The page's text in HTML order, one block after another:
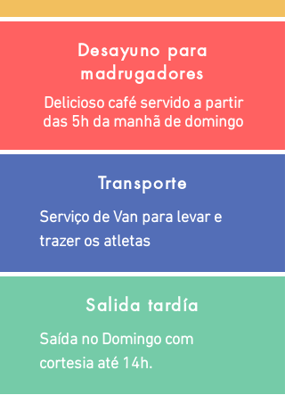
Desayuno para
madrugadores
Delicioso café servido a partir
das 5h da manhã de domingo
Transporte
Serviço de Van para levar e
trazer os atletas
Salida tardía
Saída no Domingo com
cortesia até 14h.